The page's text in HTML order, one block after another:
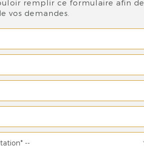
remplir ce formulaire afin de
vos demandes.